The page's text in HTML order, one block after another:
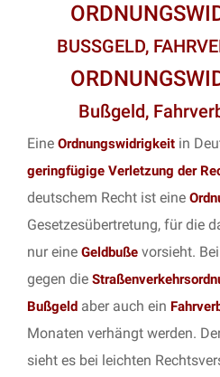
BUSSGELD,
Bußgeld,
Eine Ordnungswidrigkeit in
geringfügige Verletzung der
deutschem Recht ist eine
Gesetzesübertretung, für die
nur eine Geldbuße vorsieht.
gegen die
Bußgeld aber auch ein
Monaten verhängt werden.
sieht es bei leichten